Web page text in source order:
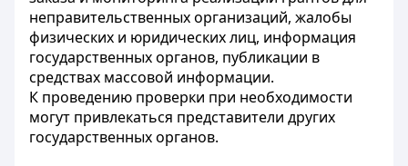
неправительственных организаций, жалобы
физических и юридических лиц, информация
государственных органов, публикации в
средствах массовой информации.
К проведению проверки при необходимости
могут привлекаться представители других
государственных органов.